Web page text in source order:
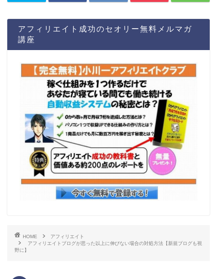
アフィリエイト成功のセオリー無料メルマガ
講座
HOME
アフィリエイト
アフィリエイトブログが思った以上に伸びない場合の対処方法【新規ブログも視
野に】